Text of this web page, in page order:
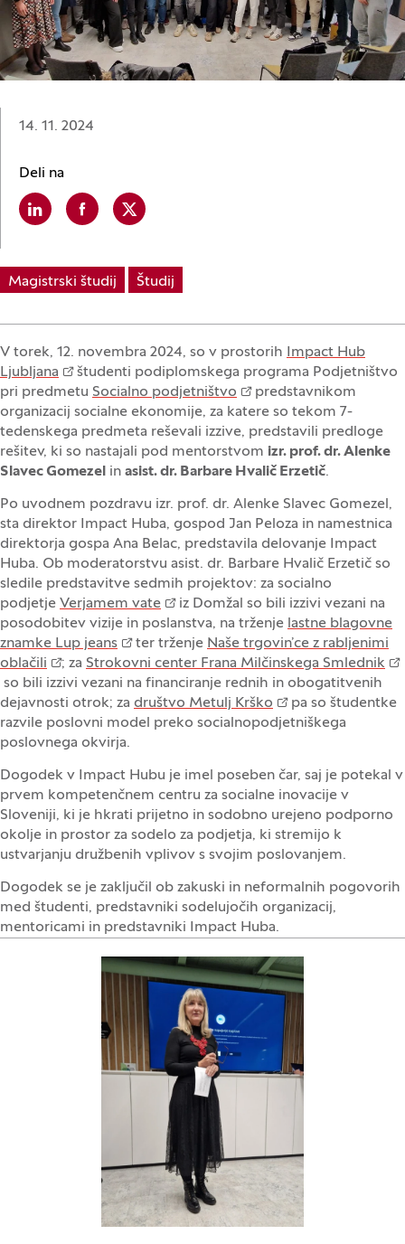
Datum:
14. 11. 2024
Deli na
Linkedin
(Odpre se v novem oknu)
Facebook
(Odpre se v novem oknu)
X
(Odpre se v novem oknu)
Magistrski študij Študij
V torek, 12. novembra 2024, so v prostorih Impact Hub
Ljubljana
študenti podiplomskega programa Podjetništvo
pri predmetu Socialno podjetništvo
predstavnikom
organizacij socialne ekonomije, za katere so tekom 7-
tedenskega predmeta reševali izzive, predstavili predloge
rešitev, ki so nastajali pod mentorstvom izr. prof. dr. Alenke
Slavec Gomezel in asist. dr. Barbare Hvalič Erzetič.
Po uvodnem pozdravu izr. prof. dr. Alenke Slavec Gomezel,
sta direktor Impact Huba, gospod Jan Peloza in namestnica
direktorja gospa Ana Belac, predstavila delovanje Impact
Huba. Ob moderatorstvu asist. dr. Barbare Hvalič Erzetič so
sledile predstavitve sedmih projektov: za socialno
podjetje Verjamem vate
iz Domžal so bili izzivi vezani na
posodobitev vizije in poslanstva, na trženje lastne blagovne
znamke Lup jeans
ter trženje Naše trgovin’ce z rabljenimi
oblačili
; za Strokovni center Frana Milčinskega Smlednik
so bili izzivi vezani na financiranje rednih in obogatitvenih
dejavnosti otrok; za društvo Metulj Krško
pa so študentke
razvile poslovni model preko socialnopodjetniškega
poslovnega okvirja.
Dogodek v Impact Hubu je imel poseben čar, saj je potekal v
prvem kompetenčnem centru za socialne inovacije v
Sloveniji, ki je hkrati prijetno in sodobno urejeno podporno
okolje in prostor za sodelo za podjetja, ki stremijo k
ustvarjanju družbenih vplivov s svojim poslovanjem.
Dogodek se je zaključil ob zakuski in neformalnih pogovorih
med študenti, predstavniki sodelujočih organizacij,
mentoricami in predstavniki Impact Huba.